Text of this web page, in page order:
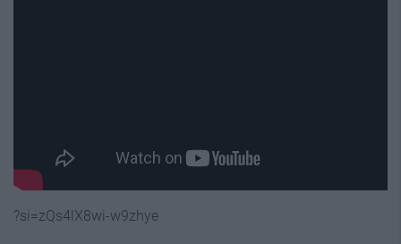
?si=zQs4lX8wi-w9zhye